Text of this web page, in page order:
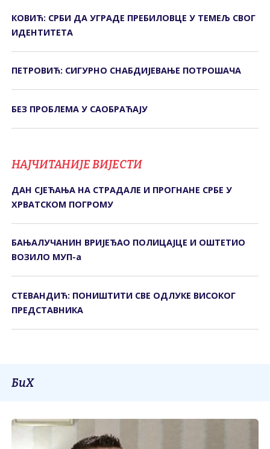
КОВИЋ: СРБИ ДА УГРАДЕ ПРЕБИЛОВЦЕ У ТЕМЕЉ СВОГ
ИДЕНТИТЕТА
ПЕТРОВИЋ: СИГУРНО СНАБДИЈЕВАЊЕ ПОТРОШАЧА
БЕЗ ПРОБЛЕМА У САОБРАЋАЈУ
НАЈЧИТАНИЈЕ ВИЈЕСТИ
ДАН СЈЕЋАЊА НА СТРАДАЛЕ И ПРОГНАНЕ СРБЕ У
ХРВАТСКОМ ПОГРОМУ
БАЊАЛУЧАНИН ВРИЈЕЂАО ПОЛИЦАЈЦЕ И ОШТЕТИО
ВОЗИЛО МУП-а
СТЕВАНДИЋ: ПОНИШТИТИ СВЕ ОДЛУКЕ ВИСОКОГ
ПРЕДСТАВНИКА
БиХ